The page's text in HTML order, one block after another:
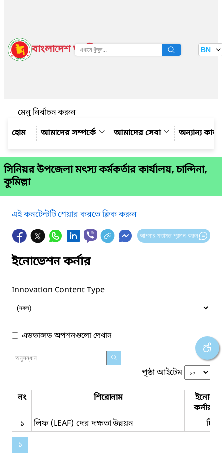
বাংলাদেশ জাতীয় তথ্য বাতায়ন BN
মেনু নির্বাচন করুন
আমাদের সম্পর্কে
আমাদের সেবা অন্যান্য
সিনিয়র উপজেলা মৎস্য কর্মকর্তার কার্যালয়, চান্দিনা,
কুমিল্লা
এই কনটেন্টটি শেয়ার করতে ক্লিক করুন
আপনার মতামত প্রদান করুন
ইনোভেশন কর্নার
Innovation Content Type
এডভান্সড অপশনগুলো দেখান
পৃষ্ঠা আইটেম
নং শিরোনাম
কর্নার
১
লিফ (LEAF) দের দক্ষতা উন্নয়ন
টিম
১